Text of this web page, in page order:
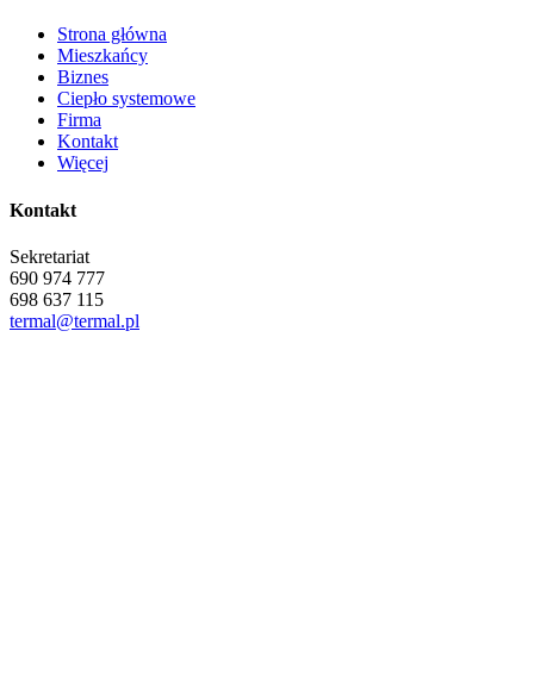
Strona główna
Mieszkańcy
Biznes
Ciepło systemowe
Firma
Kontakt
Więcej
Kontakt
Sekretariat
690 974 777
698 637 115
termal@termal.pl